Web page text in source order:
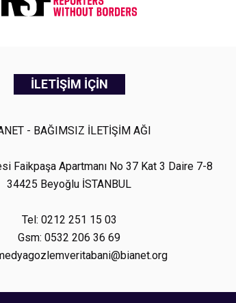
İLETİŞİM İÇİN
- BAĞIMSIZ İLETİŞİM AĞI
Faikpaşa Apartmanı No 37 Kat 3 Daire 7-8
34425 Beyoğlu İSTANBUL
Tel: 0212 251 15 03
Gsm: 0532 206 36 69